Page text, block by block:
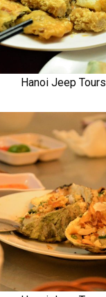
Hanoi Jeep Tours